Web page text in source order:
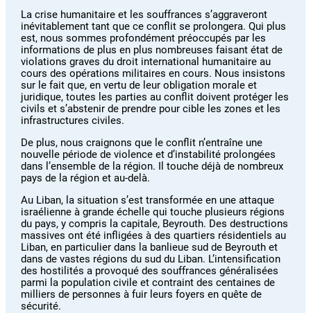
La crise humanitaire et les souffrances s’aggraveront
inévitablement tant que ce conflit se prolongera. Qui plus
est, nous sommes profondément préoccupés par les
informations de plus en plus nombreuses faisant état de
violations graves du droit international humanitaire au
cours des opérations militaires en cours. Nous insistons
sur le fait que, en vertu de leur obligation morale et
juridique, toutes les parties au conflit doivent protéger les
civils et s’abstenir de prendre pour cible les zones et les
infrastructures civiles.
De plus, nous craignons que le conflit n’entraîne une
nouvelle période de violence et d’instabilité prolongées
dans l’ensemble de la région. Il touche déjà de nombreux
pays de la région et au-delà.
Au Liban, la situation s’est transformée en une attaque
israélienne à grande échelle qui touche plusieurs régions
du pays, y compris la capitale, Beyrouth. Des destructions
massives ont été infligées à des quartiers résidentiels au
Liban, en particulier dans la banlieue sud de Beyrouth et
dans de vastes régions du sud du Liban. L’intensification
des hostilités a provoqué des souffrances généralisées
parmi la population civile et contraint des centaines de
milliers de personnes à fuir leurs foyers en quête de
sécurité.